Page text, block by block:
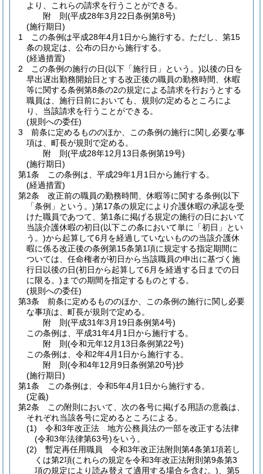
より、これらの請求を行うことができる。
附 則(平成28年3月22日条例第8号)
(施行期日)
1
この条例は平成28年4月1日から施行する。 ただし、第15
条の規定は、公布の日から施行する。
(経過措置)
2
この条例の施行の日(以下「施行日」という。)以後の日を
早出遅出勤務開始日とする改正後の職員の勤務時間、休暇
等に関する条例第8条の2の規定による請求を行おうとする
職員は、施行日前においても、規則の定めるところによ
り、当該請求を行うことができる。
(規則への委任)
3
前条に定めるもののほか、この条例の施行に関し必要な事
項は、町長が規則で定める。
附 則(平成28年12月13日条例第19号)
(施行期日)
第1条
この条例は、平成29年1月1日から施行する。
(経過措置)
第2条
改正前の職員の勤務時間、休暇等に関する条例(以下
「条例」という。)第17条の規定により介護休暇の承認を受
けた職員であつて、第1条に掲げる規定の施行の日において
当該介護休暇の初日(以下この条において単に「初日」とい
う。)から起算して6月を経過していないものの当該介護休
暇に係る改正後の条例第15条第1項に規定する指定期間に
ついては、任命権者が初日から当該職員の申出に基づく施
行日以後の日(初日から起算して6月を経過する日までの日
に限る。) までの期間を指定するものとする。
(規則への委任)
第3条
前条に定めるもののほか、この条例の施行に関し必要
な事項は、町長が規則で定める。
附 則(平成31年3月19日条例第4号)
この条例は、平成31年4月1日から施行する。
附 則(令和元年12月13日条例第22号)
この条例は、令和2年4月1日から施行する。
附 則(令和4年12月9日条例第20号)抄
(施行期日)
第1条
この条例は、令和5年4月1日から施行する。
(定義)
第2条
この附則において、次の各号に掲げる用語の意義は、
それぞれ当該各号に定めるところによる。
(1)
令和3年改正法 地方公務員法の一部を改正する法律
(令和3年法律第63号)をいう。
(2)
暫定再任用職員 令和3年改正法附則第4条第1項若し
くは第2項(これらの規定を令和3年改正法附則第9条第3
項の規定により読み替えて適用する場合を含む。) 、第5